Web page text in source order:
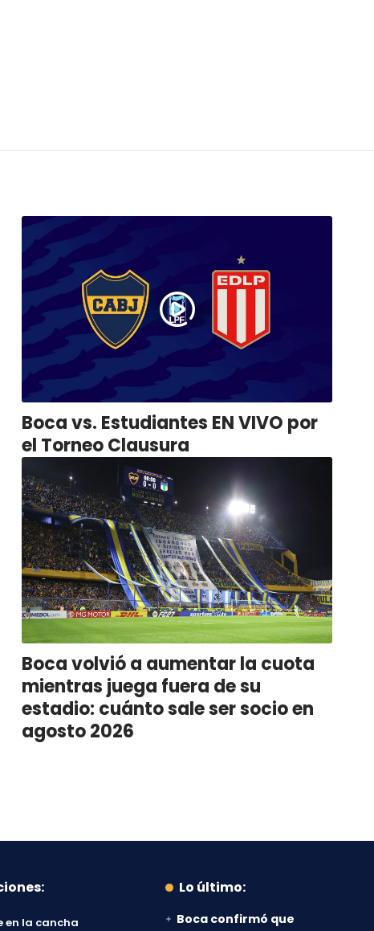
Boca vs. Estudiantes EN VIVO por
el Torneo Clausura
Boca volvió a aumentar la cuota
mientras juega fuera de su
estadio: cuánto sale ser socio en
agosto 2026
en la cancha
Lo último:
Boca confirmó que